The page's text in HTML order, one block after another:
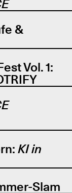
&
Vol. 1:
KI in
Slam